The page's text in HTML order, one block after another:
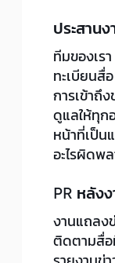
ประสาน
ทีมของเร
ทะเบียนสื่
การเข้าถึ
ดูแลให้ทุก
หน้าที่เป็น
อะไรผิดพ
PR หลัง
งานแถลง
ติดตามสื่อ